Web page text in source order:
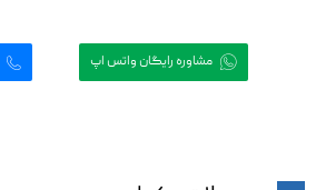
 مشاوره رایگان واتس اپ 